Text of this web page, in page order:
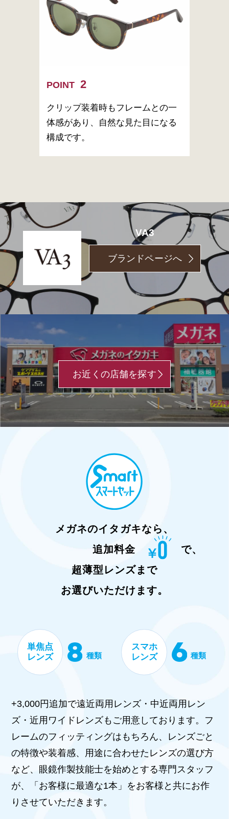
POINT
クリップ装着時もフレームとの一
体感があり、自然な見た目になる
構成です。
VA3
ブランドページへ
お近くの店舗を探す
メガネのイタガキなら、
追加料金
で、
超薄型レンズまで
お選びいただけます。
単焦点
レンズ
種類
スマホ
レンズ
種類
+3,000円追加で遠近両用レンズ・中近両用レン
ズ・近用ワイドレンズもご用意しております。フ
レームのフィッティングはもちろん、レンズごと
の特徴や装着感、用途に合わせたレンズの選び方
など、眼鏡作製技能士を始めとする専門スタッフ
が、「お客様に最適な1本」をお客様と共にお作
りさせていただきます。